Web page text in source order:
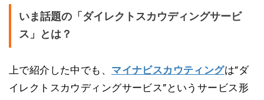
いま話題の「ダイレクトスカウディングサービ
ス」とは？
上で紹介した中でも、 マイナビスカウティングは”ダ
イレクトスカウディングサービス”というサービス形